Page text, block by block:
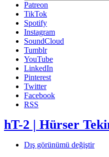
Patreon
TikTok
Spotify
Instagram
SoundCloud
Tumblr
YouTube
LinkedIn
Pinterest
Twitter
Facebook
RSS
hT-2 | Hürser
Dış görünümü değiştir